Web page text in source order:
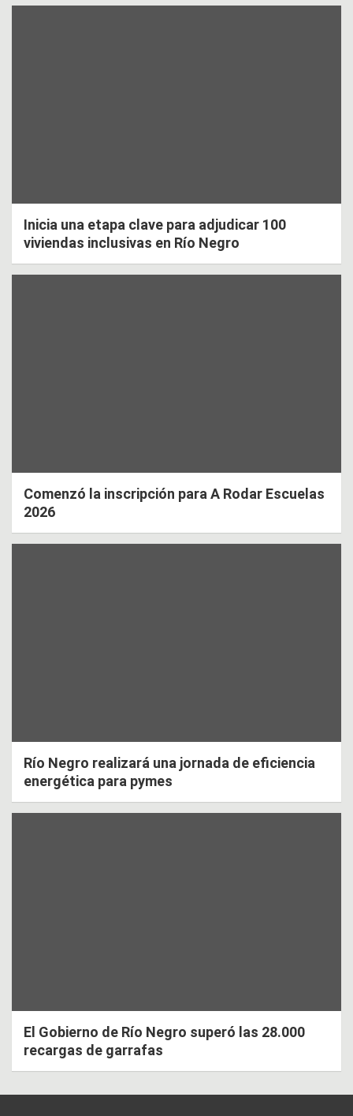
Inicia una etapa clave para adjudicar 100
viviendas inclusivas en Río Negro
Comenzó la inscripción para A Rodar Escuelas
2026
Río Negro realizará una jornada de eficiencia
energética para pymes
El Gobierno de Río Negro superó las 28.000
recargas de garrafas